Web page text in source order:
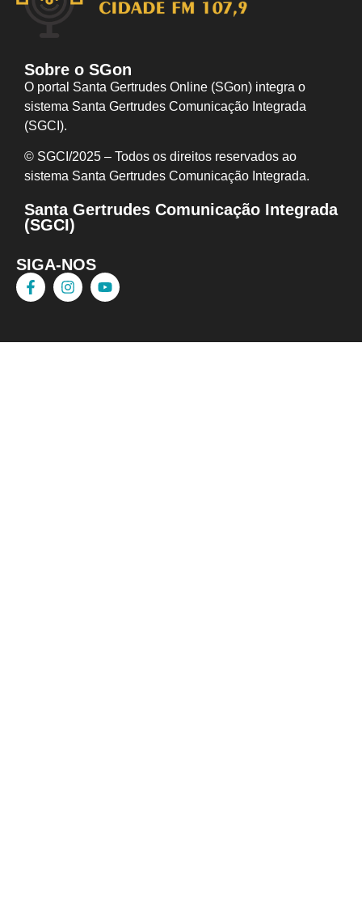
Sobre o SGon
O portal Santa Gertrudes Online (SGon) integra o
sistema Santa Gertrudes Comunicação Integrada
(SGCI).
© SGCI/2025 – Todos os direitos reservados ao
sistema Santa Gertrudes Comunicação I ntegrada.
Santa Gertrudes Comunicação Integrada
(SGCI)
SIGA-NOS